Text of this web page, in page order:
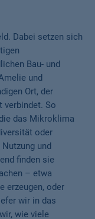
Dabei setzen sich
Bau- und
und
Ort, der
verbindet. So
das Mikroklima
oder
und
finden sie
– etwa
erzeugen, oder
wir in das
wie viele